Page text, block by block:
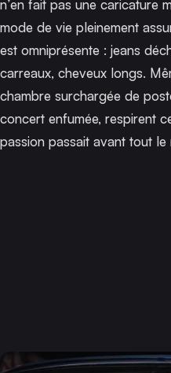
n’en fait pas une caricature
mode de vie pleinement
est omniprésente : jeans
carreaux, cheveux longs.
chambre surchargée de
concert enfumée, respirent
passion passait avant tout le